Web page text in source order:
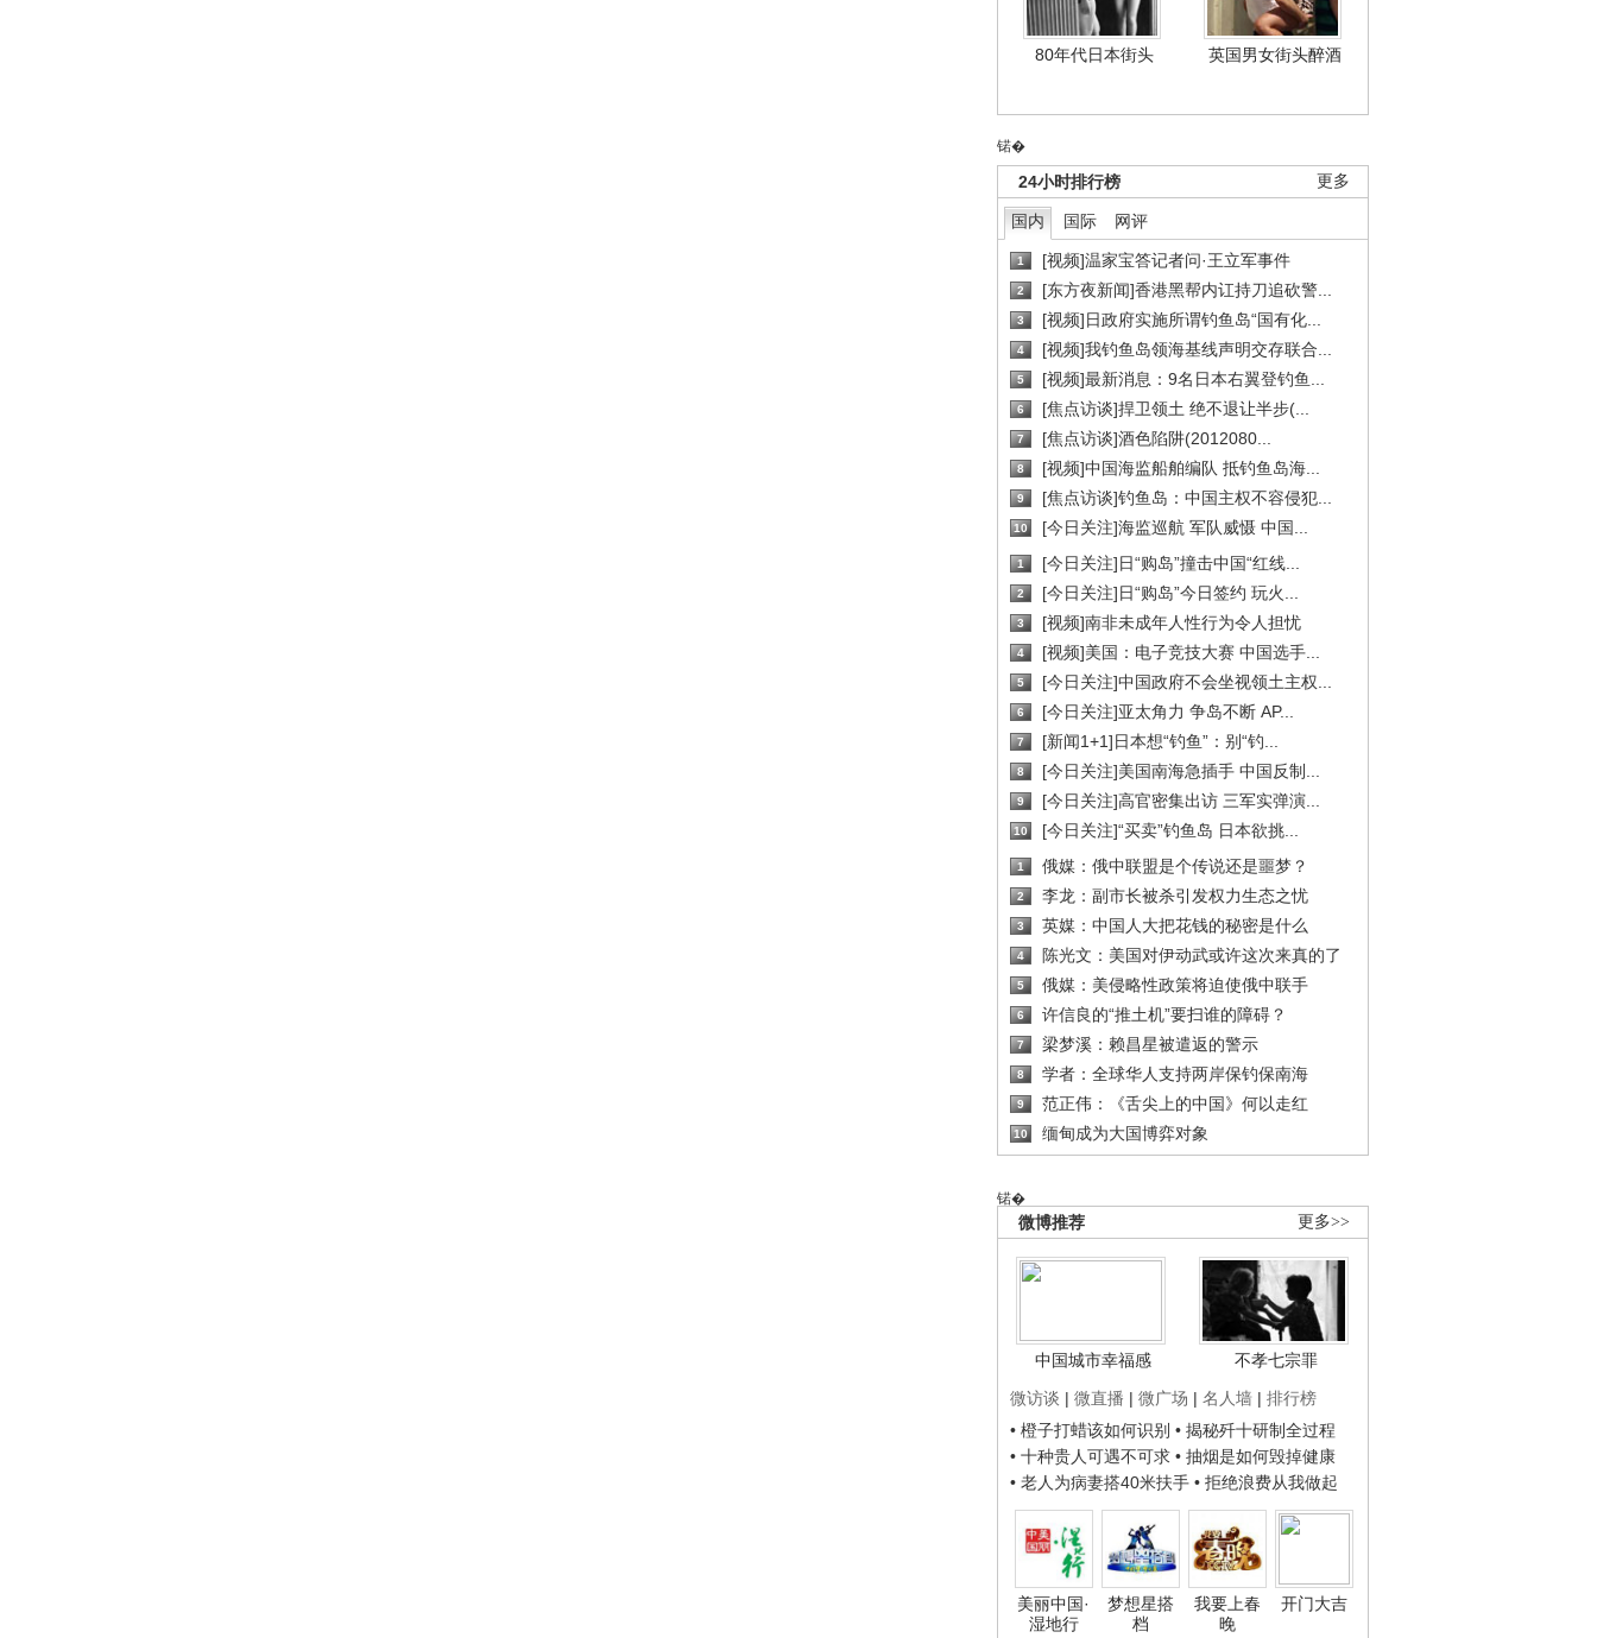
80年代日本街头 英国男女街头醉酒
锘�
更多
24小时排行榜
国内 国际 网评
1 [视频]温家宝答记者问·王立军事件
2 [东方夜新闻]香港黑帮内讧持刀追砍警...
3 [视频]日政府实施所谓钓鱼岛“国有化...
4 [视频]我钓鱼岛领海基线声明交存联合...
5 [视频]最新消息：9名日本右翼登钓鱼...
6 [焦点访谈]捍卫领土 绝不退让半步(...
7 [焦点访谈]酒色陷阱(2012080...
8 [视频]中国海监船舶编队 抵钓鱼岛海...
9 [焦点访谈]钓鱼岛：中国主权不容侵犯...
10 [今日关注]海监巡航 军队威慑 中国...
1 [今日关注]日“购岛”撞击中国“红线...
2 [今日关注]日“购岛”今日签约 玩火...
3 [视频]南非未成年人性行为令人担忧
4 [视频]美国：电子竞技大赛 中国选手...
5 [今日关注]中国政府不会坐视领土主权...
6 [今日关注]亚太角力 争岛不断 AP...
7 [新闻1+1]日本想“钓鱼”：别“钓...
8 [今日关注]美国南海急插手 中国反制...
9 [今日关注]高官密集出访 三军实弹演...
10 [今日关注]“买卖”钓鱼岛 日本欲挑...
1 俄媒：俄中联盟是个传说还是噩梦？
2 李龙：副市长被杀引发权力生态之忧
3 英媒：中国人大把花钱的秘密是什么
4 陈光文：美国对伊动武或许这次来真的了
5 俄媒：美侵略性政策将迫使俄中联手
6 许信良的“推土机”要扫谁的障碍？
7 梁梦溪：赖昌星被遣返的警示
8 学者：全球华人支持两岸保钓保南海
9 范正伟：《舌尖上的中国》何以走红
10 缅甸成为大国博弈对象
锘�
更多>>
微博推荐
中国城市幸福感
不孝七宗罪
微访谈 | 微直播 | 微广场 | 名人墙 | 排行榜
• 橙子打蜡该如何识别 • 揭秘歼十研制全过程
• 十种贵人可遇不可求 • 抽烟是如何毁掉健康
• 老人为病妻搭40米扶手 • 拒绝浪费从我做起
美丽中国·
湿地行
梦想星搭
档
我要上春
晚
开门大吉